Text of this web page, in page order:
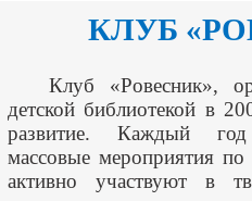
КЛУБ
Клуб «Ровесник»,
детской библиотекой в
развитие. Каждый
массовые мероприятия
активно участвуют в